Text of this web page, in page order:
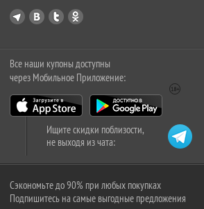
Все наши купоны доступны
через Мобильное Приложение:
Ищите скидки поблизости,
не выходя из чата:
Сэкономьте до 90% при любых покупках
Подпишитесь на самые выгодные предложения